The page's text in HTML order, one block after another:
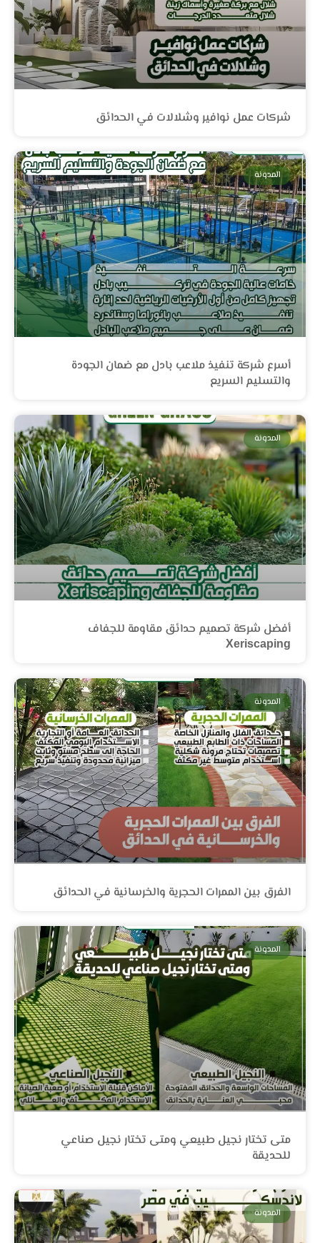
شركات عمل نوافير وشلالات في الحدائق
المدونة
أسرع شركة تنفيذ ملاعب بادل مع ضمان الجودة
والتسليم السريع
المدونة
أفضل شركة تصميم حدائق مقاومة للجفاف
Xeriscaping
المدونة
الفرق بين الممرات الحجرية والخرسانية في الحدائق
المدونة
متى تختار نجيل طبيعي ومتى تختار نجيل صناعي
للحديقة
المدونة